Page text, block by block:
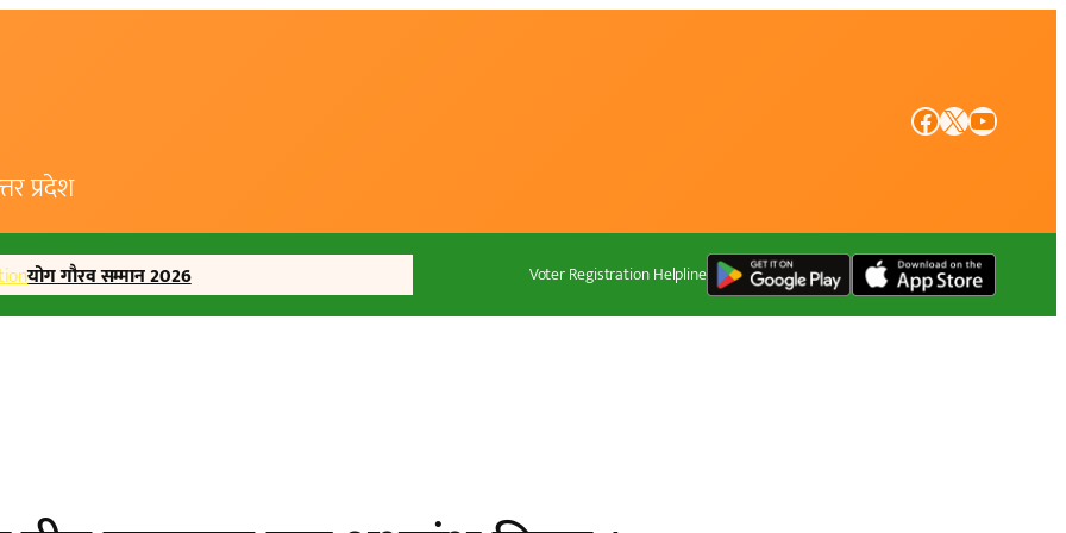
प्रदेश
Facebook X YouTube
योग गौरव सम्मान 2026 Voter Registration Helpline